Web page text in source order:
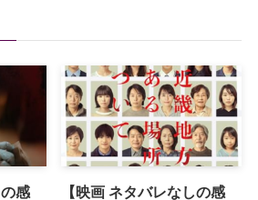
感 【映画 ネタバレなしの感